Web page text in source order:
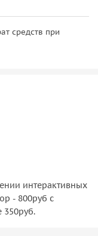
средств при
интерактивных
- 800руб с
350руб.